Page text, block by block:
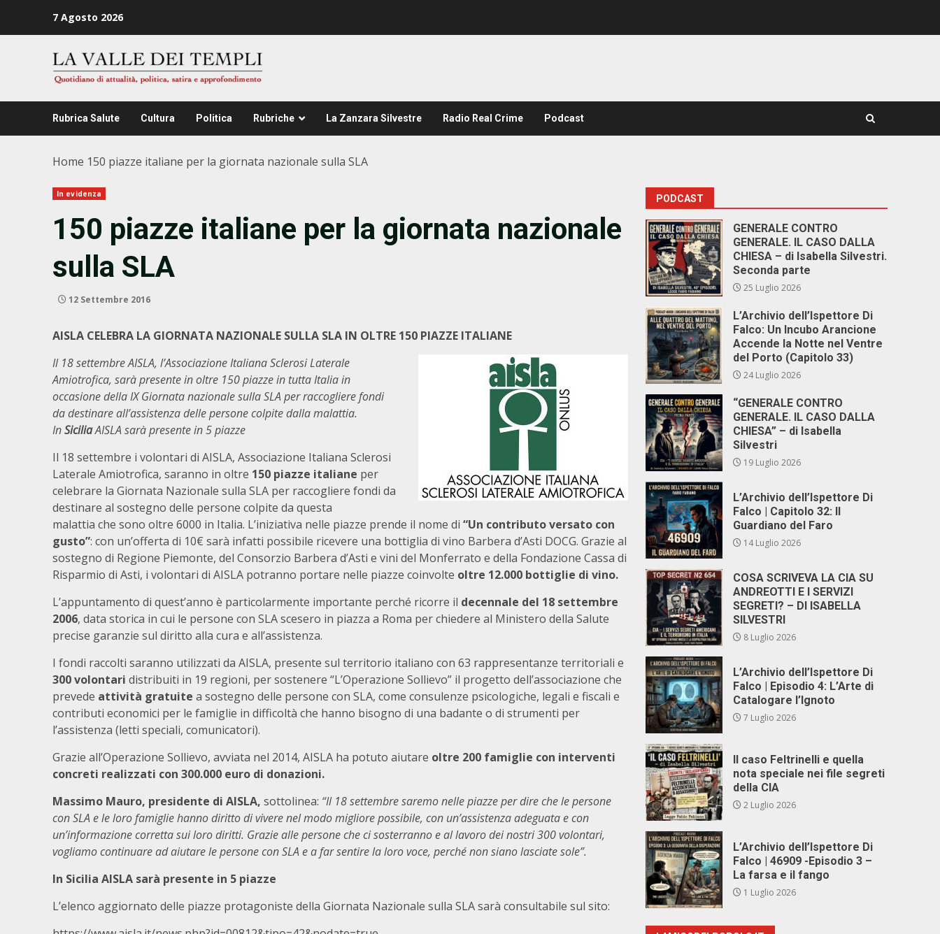
7 Agosto 2026
Rubrica Salute Cultura Politica Rubriche La Zanzara Silvestre Radio Real Crime Podcast
Home 150 piazze italiane per la giornata nazionale sulla SLA
In evidenza
150 piazze italiane per la giornata nazionale
sulla SLA
12 Settembre 2016
AISLA CELEBRA LA GIORNATA NAZIONALE SULLA SLA IN OLTRE 150 PIAZZE ITALIANE
Il 18 settembre AISLA, l’Associazione Italiana Sclerosi Laterale
Amiotrofica, sarà presente in oltre 150 piazze in tutta Italia in
occasione della IX Giornata nazionale sulla SLA per raccogliere fondi
da destinare all’assistenza delle persone colpite dalla malattia.
InSiciliaAISLA sarà presente in 5 piazze
Il 18 settembre i volontari di AISLA, Associazione Italiana Sclerosi
Laterale Amiotrofica, saranno in oltre 150 piazze italiane per
celebrare la Giornata Nazionale sulla SLA per raccogliere fondi da
destinare al sostegno delle persone colpite da questa
malattia che sono oltre 6000 in Italia. L’iniziativa nelle piazze prende il nome di “Un contributo versato con
gusto”: con un’offerta di 10€ sarà infatti possibile ricevere una bottiglia di vino Barbera d’Asti DOCG. Grazie al
sostegno di Regione Piemonte, del Consorzio Barbera d’Asti e vini del Monferrato e della Fondazione Cassa di
Risparmio di Asti, i volontari di AISLA potranno portare nelle piazze coinvolte oltre 12.000 bottiglie di vino.
L’appuntamento di quest’anno è particolarmente importante perché ricorre il decennale del 18 settembre
2006, data storica in cui le persone con SLA scesero in piazza a Roma per chiedere al Ministero della Salute
precise garanzie sul diritto alla cura e all’assistenza.
I fondi raccolti saranno utilizzati da AISLA, presente sul territorio italiano con 63 rappresentanze territoriali e
300 volontari distribuiti in 19 regioni, per sostenere “L’Operazione Sollievo” il progetto dell’associazione che
prevede attività gratuite a sostegno delle persone con SLA, come consulenze psicologiche, legali e fiscali e
contributi economici per le famiglie in difficoltà che hanno bisogno di una badante o di strumenti per
l’assistenza (letti speciali, comunicatori).
Grazie all’Operazione Sollievo, avviata nel 2014, AISLA ha potuto aiutare oltre 200 famiglie con interventi
concreti realizzati con 300.000 euro di donazioni.
Massimo Mauro, presidente di AISLA, sottolinea: “Il 18 settembre saremo nelle piazze per dire che le persone
con SLA e le loro famiglie hanno diritto di vivere nel modo migliore possibile, con un’assistenza adeguata e con
un’informazione corretta sui loro diritti. Grazie alle persone che ci sosterranno e al lavoro dei nostri 300 volontari,
vogliamo continuare ad aiutare le persone con SLA e a far sentire la loro voce, perché non siano lasciate sole”.
In Sicilia AISLA sarà presente in 5 piazze
L’elenco aggiornato delle piazze protagoniste della Giornata Nazionale sulla SLA sarà consultabile sul sito:
PODCAST
GENERALE CONTRO
GENERALE. IL CASO DALLA
CHIESA – di Isabella Silvestri.
Seconda parte
25 Luglio 2026
L’Archivio dell’Ispettore Di
Falco: Un Incubo Arancione
Accende la Notte nel Ventre
del Porto (Capitolo 33)
24 Luglio 2026
“GENERALE CONTRO
GENERALE. IL CASO DALLA
CHIESA” – di Isabella
Silvestri
19 Luglio 2026
L’Archivio dell’Ispettore Di
Falco | Capitolo 32: Il
Guardiano del Faro
14 Luglio 2026
COSA SCRIVEVA LA CIA SU
ANDREOTTI E I SERVIZI
SEGRETI? – DI ISABELLA
SILVESTRI
8 Luglio 2026
L’Archivio dell’Ispettore Di
Falco | Episodio 4: L’Arte di
Catalogare l’Ignoto
7 Luglio 2026
Il caso Feltrinelli e quella
nota speciale nei file segreti
della CIA
2 Luglio 2026
L’Archivio dell’Ispettore Di
Falco | 46909 -Episodio 3 –
La farsa e il fango
1 Luglio 2026